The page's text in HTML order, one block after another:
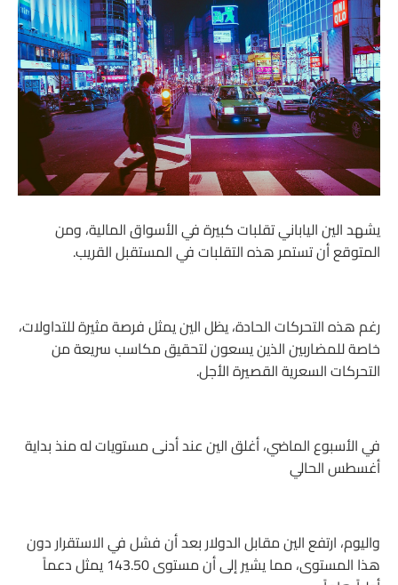
يشهد الين الياباني تقلبات كبيرة في الأسواق المالية، ومن
المتوقع أن تستمر هذه التقلبات في المستقبل القريب.
رغم هذه التحركات الحادة، يظل الين يمثل فرصة مثيرة للتداولات،
خاصة للمضاربين الذين يسعون لتحقيق مكاسب سريعة من
التحركات السعرية القصيرة الأجل.
في الأسبوع الماضي، أغلق الين عند أدنى مستويات له منذ بداية
أغسطس الحالي
واليوم، ارتفع الين مقابل الدولار بعد أن فشل في الاستقرار دون
هذا المستوى، مما يشير إلى أن مستوى 143.50 يمثل دعماً